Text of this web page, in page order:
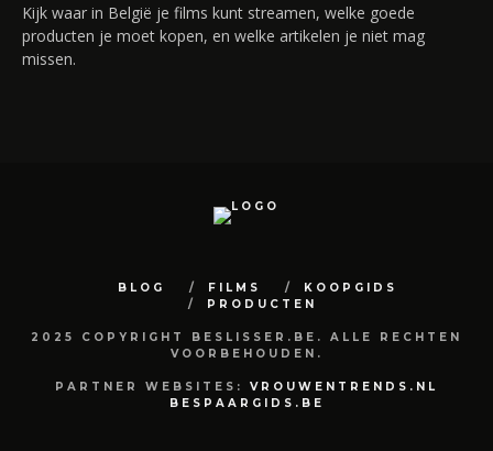
Kijk waar in België je films kunt streamen, welke goede
producten je moet kopen, en welke artikelen je niet mag
missen.
BLOG FILMS
KOOPGIDS
PRODUCTEN
2025 COPYRIGHT BESLISSER.BE. ALLE RECHTEN
VOORBEHOUDEN.
PARTNER WEBSITES: VROUWENTRENDS.NL
BESPAARGIDS.BE